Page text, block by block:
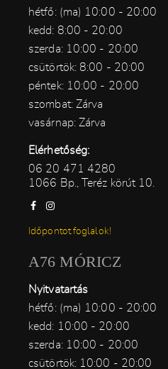
hétfő: (ma) 10:00 - 20:00
kedd: 8:00 - 20:00
szerda: 10:00 - 20:00
csütörtök: 8:00 - 20:00
péntek: 10:00 - 20:00
szombat: Zárva
vasárnap: Zárva
Elérhetőség:
06 20 471 4280
1066 Bp., Teréz körút 10.
Időpontot foglalok!
A76 MÓRICZ
Nyitvatartás
hétfő: (ma) 10:00 - 20:00
kedd: 10:00 - 20:00
szerda: 10:00 - 20:00
csütörtök: 10:00 - 20:00